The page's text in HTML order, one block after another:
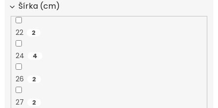
Šírka (cm)
22 2
24 4
26 2
27 2